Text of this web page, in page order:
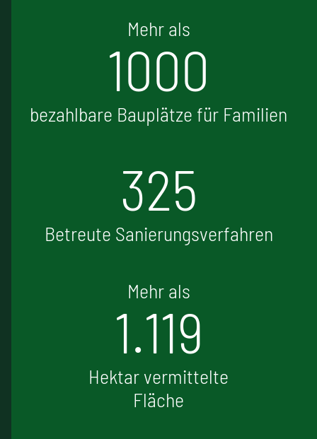
Mehr als
1000
bezahlbare Bauplätze für Familien
325
Betreute Sanierungsverfahren
Mehr als
1.119
Hektar vermittelte
Fläche